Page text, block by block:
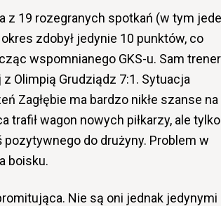
z 19 rozegranych spotkań (w tym
zdobył jedynie 10 punktów, co
wspomnianego GKS-u. Sam trener
z Olimpią Grudziądz 7:1. Sytuacja
Zagłębie ma bardzo nikłe szanse na
trafił wagon nowych piłkarzy, ale tylko
pozytywnego do drużyny. Problem w
boisku.
Nie są oni jednak jedynymi